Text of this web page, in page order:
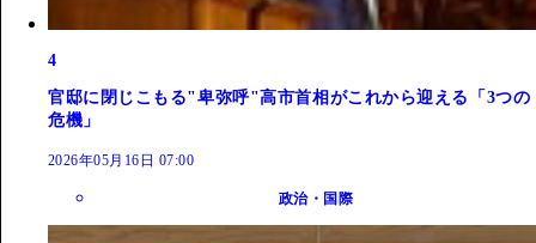
4
官邸に閉じこもる"卑弥呼"高市首相がこれから迎える「3つの
危機」
2026年05月16日 07:00
政治・国際